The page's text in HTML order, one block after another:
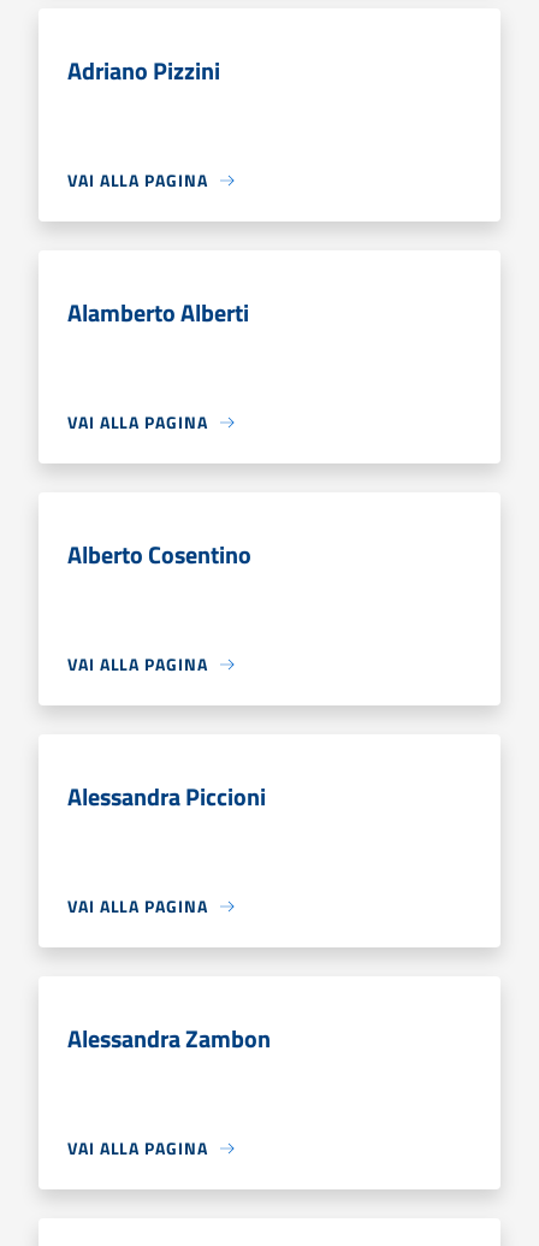
Adriano Pizzini
VAI ALLA PAGINA
Alamberto Alberti
VAI ALLA PAGINA
Alberto Cosentino
VAI ALLA PAGINA
Alessandra Piccioni
VAI ALLA PAGINA
Alessandra Zambon
VAI ALLA PAGINA